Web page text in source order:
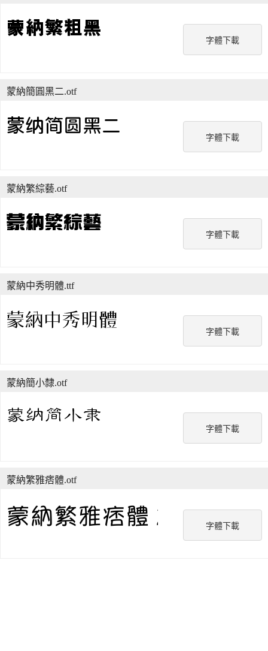
字體下載
字體下載
蒙納簡圓黑二.otf
字體下載
蒙納繁綜藝.otf
字體下載
蒙納中秀明體.ttf
字體下載
蒙納簡小隸.otf
字體下載
蒙納繁雅痞體.otf